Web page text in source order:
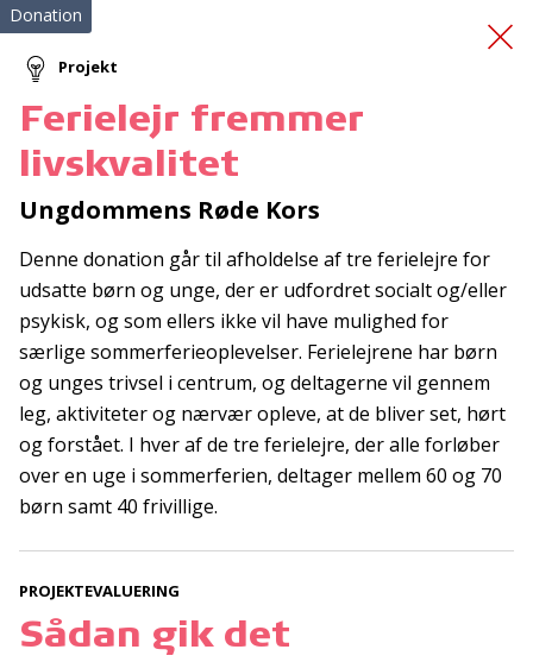
CORONA: Akut
Sorgberedskab
Donation
Projekt
Ferielejr fremmer
livskvalitet
Ungdommens Røde Kors
Denne donation går til afholdelse af tre ferielejre for
udsatte børn og unge, der er udfordret socialt og/eller
psykisk, og som ellers ikke vil have mulighed for
særlige sommerferieoplevelser. Ferielejrene har børn
og unges trivsel i centrum, og deltagerne vil gennem
leg, aktiviteter og nærvær opleve, at de bliver set, hørt
og forstået. I hver af de tre ferielejre, der alle forløber
over en uge i sommerferien, deltager mellem 60 og 70
børn samt 40 frivillige.
PROJEKTEVALUERING
Sådan gik det
Tilmeld nyhedsbrev
De seneste nyheder om TrygFondens og TryghedsGruppens
aktiviteter direkte i din indbakke.
Kontakt